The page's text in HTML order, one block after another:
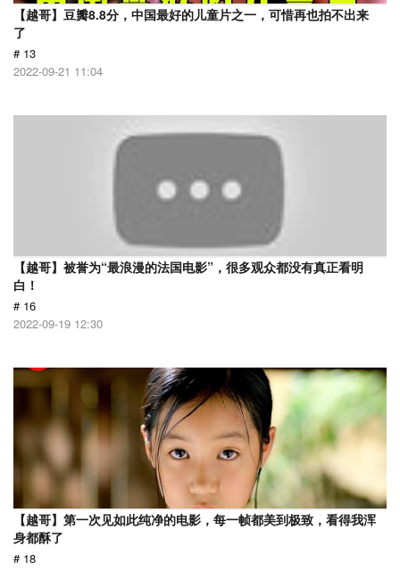
【越哥】豆瓣8.8分，中国最好的儿童片之一，可惜再也拍不出来
了
# 13
2022-09-21 11:04
【越哥】被誉为“最浪漫的法国电影”，很多观众都没有真正看明
白！
# 16
2022-09-19 12:30
【越哥】第一次见如此纯净的电影，每一帧都美到极致，看得我浑
身都酥了
# 18